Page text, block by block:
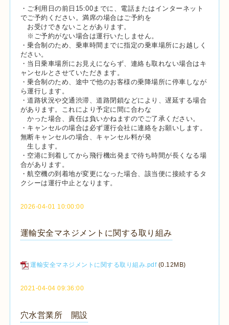
・ご利用日の前日15:00までに、電話またはインターネット
でご予約ください。満席の場合はご予約を
お受けできないことがあります。
※ご予約がない場合は運行いたしません。
・乗合制のため、乗車時間までに指定の乗車場所にお越しく
ださい。
・当日乗車場所にお見えにならず、連絡も取れない場合はキ
ャンセルとさせていただきます。
・乗合制のため、途中で他のお客様の乗降場所に停車しなが
ら運行します。
・道路状況や交通渋滞、道路閉鎖などにより、遅延する場合
があります。これにより予定に間に合わな
かった場合、責任は負いかねますのでご了承ください。
・キャンセルの場合は必ず運行会社に連絡をお願いします。
無断キャンセルの場合、キャンセル料が発
生します。
・空港に到着してから飛行機出発まで待ち時間が長くなる場
合があります。
・航空機の到着地が変更になった場合、該当便に接続するタ
クシーは運行中止となります。
2026-04-01 10:00:00
運輸安全マネジメントに関する取り組み
運輸安全マネジメントに関する取り組み.pdf (0.12MB)
2021-04-04 09:36:00
穴水営業所 開設